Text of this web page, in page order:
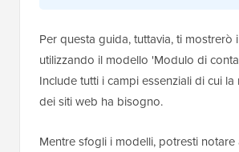
Per questa guida, tuttavia, ti mostrerò
utilizzando il modello 'Modulo di
Include tutti i campi essenziali di cui
dei siti web ha bisogno.
Mentre sfogli i modelli, potresti